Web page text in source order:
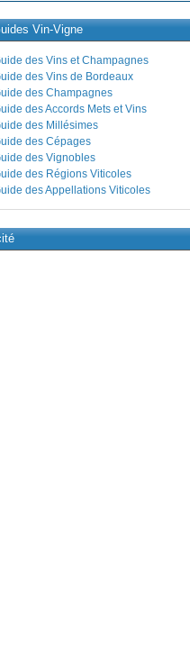
Vin-Vigne
des Vins et Champagnes
des Vins de Bordeaux
des Champagnes
des Accords Mets et Vins
des Millésimes
des Cépages
des Vignobles
des Régions Viticoles
des Appellations Viticoles